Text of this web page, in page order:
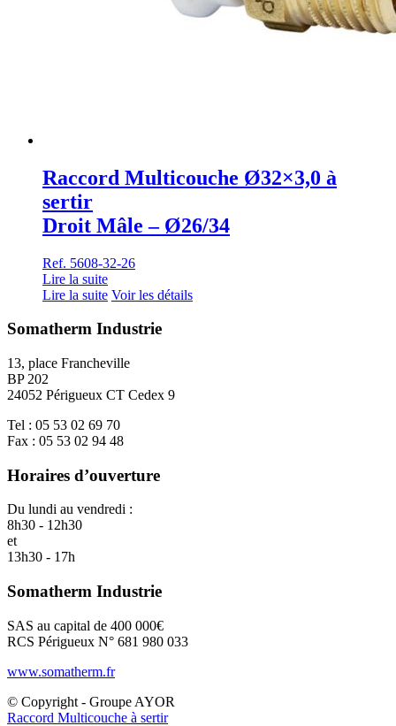
Raccord Multicouche Ø32×3,0 à
sertir
Droit Mâle – Ø26/34
Ref. 5608-32-26
Lire la suite
Lire la suite Voir les détails
Somatherm Industrie
13, place Francheville
BP 202
24052 Périgueux CT Cedex 9
Tel : 05 53 02 69 70
Fax : 05 53 02 94 48
Horaires d’ouverture
Du lundi au vendredi :
8h30 - 12h30
et
13h30 - 17h
Somatherm Industrie
SAS au capital de 400 000€
RCS Périgueux N° 681 980 033
www.somatherm.fr
© Copyright - Groupe AYOR
Raccord Multicouche à sertir